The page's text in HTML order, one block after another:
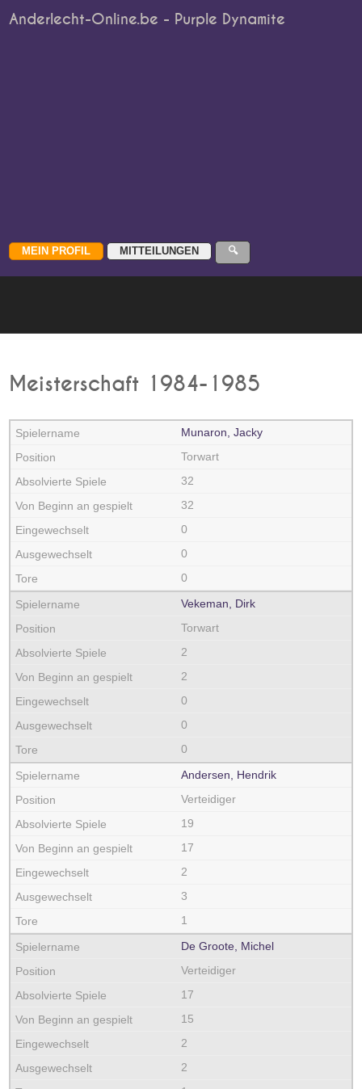
Anderlecht-Online.be - Purple Dynamite
Meisterschaft 1984-1985
Munaron, Jacky
Torwart
32
32
0
0
0
Vekeman, Dirk
Torwart
2
2
0
0
0
Andersen, Hendrik
Verteidiger
19
17
2
3
1
De Groote, Michel
Verteidiger
17
15
2
2